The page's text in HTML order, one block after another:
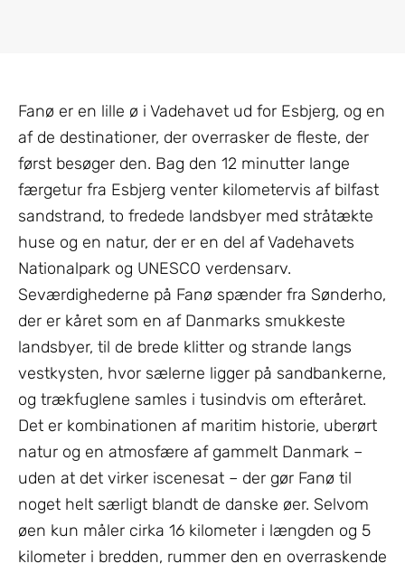
Fanø er en lille ø i Vadehavet ud for Esbjerg, og en
af de destinationer, der overrasker de fleste, der
først besøger den. Bag den 12 minutter lange
færgetur fra Esbjerg venter kilometervis af bilfast
sandstrand, to fredede landsbyer med stråtækte
huse og en natur, der er en del af Vadehavets
Nationalpark og UNESCO verdensarv.
Seværdighederne på Fanø spænder fra Sønderho,
der er kåret som en af Danmarks smukkeste
landsbyer, til de brede klitter og strande langs
vestkysten, hvor sælerne ligger på sandbankerne,
og trækfuglene samles i tusindvis om efteråret.
Det er kombinationen af maritim historie, uberørt
natur og en atmosfære af gammelt Danmark –
uden at det virker iscenesat – der gør Fanø til
noget helt særligt blandt de danske øer. Selvom
øen kun måler cirka 16 kilometer i længden og 5
kilometer i bredden, rummer den en overraskende